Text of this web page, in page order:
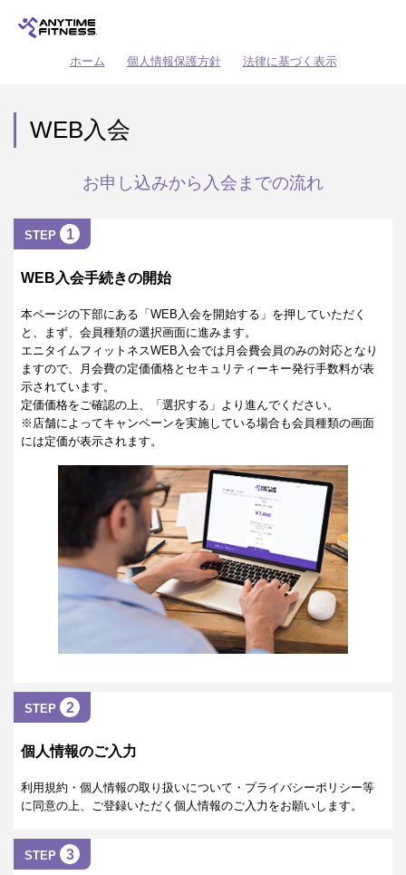
ホーム 個人情報保護方針 法律に基づく表示
WEB入会
お申し込みから入会までの流れ
STEP 1
WEB入会手続きの開始
本ページの下部にある「WEB入会を開始する」を押していただく
と、まず、会員種類の選択画面に進みます。
エニタイムフィットネスWEB入会では月会費会員のみの対応となり
ますので、月会費の定価価格とセキュリティーキー発行手数料が表
示されています。
定価価格をご確認の上、「選択する」より進んでください。
※店舗によってキャンペーンを実施している場合も会員種類の画面
には定価が表示されます。
STEP 2
個人情報のご入力
利用規約・個人情報の取り扱いについて・プライバシーポリシー等
に同意の上、ご登録いただく個人情報のご入力をお願いします。
STEP 3